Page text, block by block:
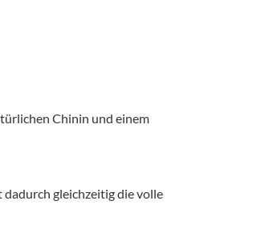
Chinin und einem
gleichzeitig die volle